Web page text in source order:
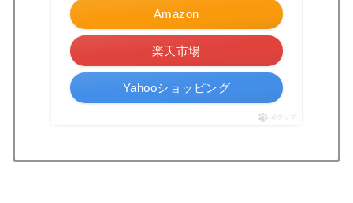
Amazon
楽天市場
Yahooショッピング
ポチップ